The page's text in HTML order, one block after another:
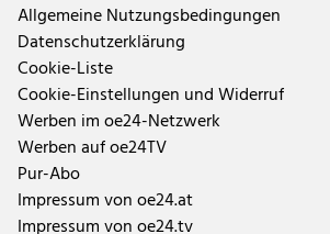
Allgemeine Nutzungsbedingungen
Datenschutzerklärung
Cookie-Liste
Cookie-Einstellungen und Widerruf
Werben im oe24-Netzwerk
Werben auf oe24TV
Pur-Abo
Impressum von oe24.at
Impressum von oe24.tv